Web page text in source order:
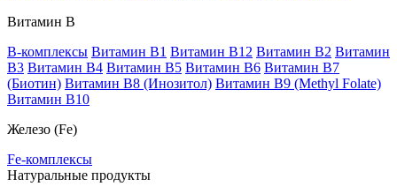
Витамин В
B-комплексы Витамин B1 Витамин B12 Витамин B2 Витамин
B3 Витамин B4 Витамин B5 Витамин B6 Витамин B7
(Биотин) Витамин B8 (Инозитол) Витамин B9 (Methyl Folate)
Витамин В10
Железо (Fe)
Fe-комплексы
Натуральные продукты